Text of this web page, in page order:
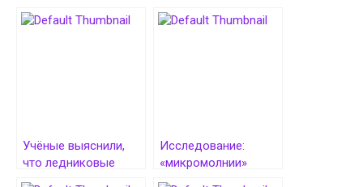
Учёные выяснили,
что ледниковые
периоды на Земле
Исследование:
«микромолнии»
в каплях зажгли